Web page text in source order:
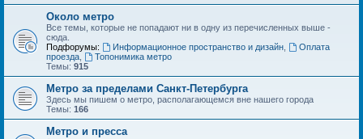
Около метро
Все темы, которые не попадают ни в одну из перечисленных выше -
сюда.
Подфорумы:
Информационное пространство и дизайн,
Оплата
проезда
Топонимика метро
Темы: 915
Метро за пределами Санкт-Петербурга
Здесь мы пишем о метро, располагающемся вне нашего города
Темы: 166
Метро и пресса